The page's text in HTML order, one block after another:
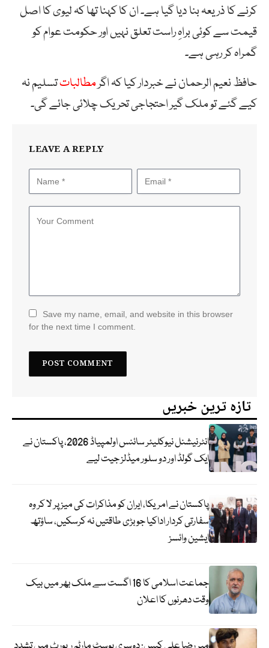
کرنے کا ذریعہ بنا دیا گیا ہے۔ ان کا کہنا تھا کہ لیوی کا اصل
قیمت سے کوئی براہِ راست تعلق نہیں اور حکومت عوام کو
گمراہ کر رہی ہے۔
حافظ نعیم الرحمان نے خبردار کیا کہ اگرمطالباتتسلیم نہ
کیے گئے تو ملک گیر احتجاجی تحریک چلائی جائے گی۔
LEAVE A REPLY
Save my name, email, and website in this browser
for the next time I comment.
تازہ ترین خبریں
انٹرنیشنل نیوکلیئر سائنس اولمپیاڈ 2026، پاکستان نے
ایک گولڈ اور دو سلور میڈلز جیت لیے
پاکستان نے امریکا، ایران کو مذاکرات کی میز پر لا کر وہ
سفارتی کردار اداکیا جو بڑی طاقتیں نہ کرسکیں، ساؤتھ
ایشین وائسز
جماعت اسلامی کا 16 اگست سے ملک بھر میں بیک
وقت دھرنوں کا اعلان